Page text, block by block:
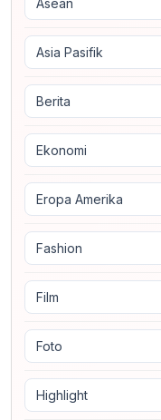
Asean
Asia Pasifik
Berita
Ekonomi
Eropa Amerika
Fashion
Film
Foto
Highlight